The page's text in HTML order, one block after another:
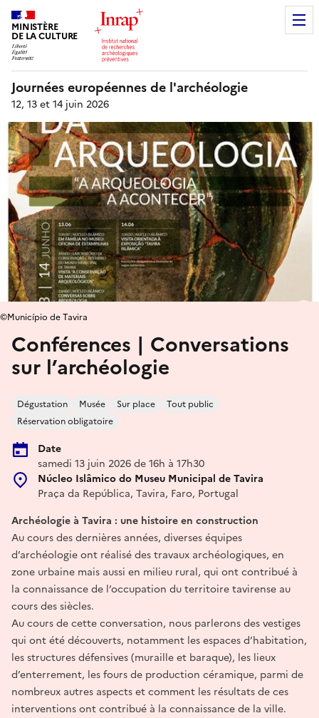
MINISTÈRE
DE LA CULTURE
Journées européennes de l'archéologie
12, 13 et 14 juin 2026
Conférences | Conversations
sur l’archéologie
Dégustation Musée Sur place
Tout public
Réservation obligatoire
Date
samedi 13 juin 2026 de 16h à 17h30
Núcleo Islâmico do Museu Municipal de Tavira
Praça da República, Tavira, Faro, Portugal
©Município de Tavira
Archéologie à Tavira : une histoire en construction
Au cours des dernières années, diverses équipes
d’archéologie ont réalisé des travaux archéologiques, en
zone urbaine mais aussi en milieu rural, qui ont contribué à
la connaissance de l’occupation du territoire tavirense au
cours des siècles.
Au cours de cette conversation, nous parlerons des vestiges
qui ont été découverts, notamment les espaces d’habitation,
les structures défensives (muraille et baraque), les lieux
d’enterrement, les fours de production céramique, parmi de
nombreux autres aspects et comment les résultats de ces
interventions ont contribué à la connaissance de la ville.